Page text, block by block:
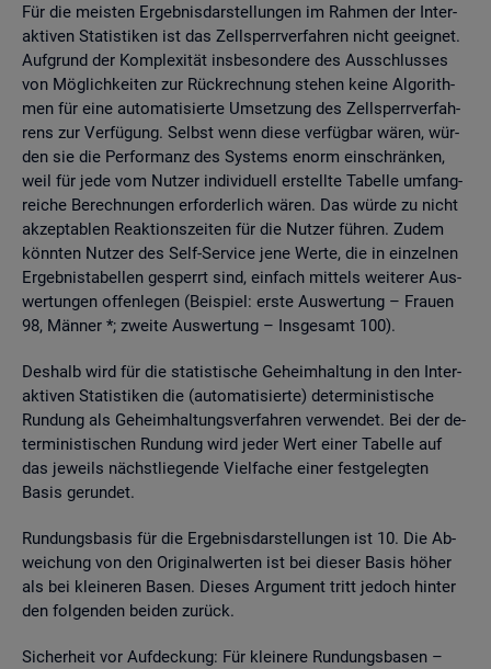
Für die meis­ten Er­geb­nis­dar­stel­lun­gen im Rah­men der In­ter­
ak­ti­ven Sta­tis­ti­ken ist das Zell­sperr­ver­fah­ren nicht ge­eig­net.
Auf­grund der Kom­ple­xi­tät ins­be­son­de­re des Aus­schlus­ses
von Mög­lich­kei­ten zur Rück­rech­nung ste­hen keine Al­go­rith­
men für eine au­to­ma­ti­sier­te Um­set­zung des Zell­sperr­ver­fah­
rens zur Ver­fü­gung. Selbst wenn diese ver­füg­bar wären, wür­
den sie die Per­for­manz des Sys­tems enorm ein­schrän­ken,
weil für jede vom Nut­zer in­di­vi­du­ell er­stell­te Ta­bel­le um­fang­
rei­che Be­rech­nun­gen er­for­der­lich wären. Das würde zu nicht
ak­zep­ta­blen Re­ak­ti­ons­zei­ten für die Nut­zer füh­ren. Zudem
könn­ten Nut­zer des Self-Ser­vice jene Werte, die in ein­zel­nen
Er­geb­nis­ta­bel­len ge­sperrt sind, ein­fach mit­tels wei­te­rer Aus­
wer­tun­gen of­fen­le­gen (Bei­spiel: erste Aus­wer­tung – Frau­en
98, Män­ner *; zwei­te Aus­wer­tung – Ins­ge­samt 100).
Des­halb wird für die sta­tis­ti­sche Ge­heim­hal­tung in den In­ter­
ak­ti­ven Sta­tis­ti­ken die (au­to­ma­ti­sier­te) de­ter­mi­nis­ti­sche
Run­dung als Ge­heim­hal­tungs­ver­fah­ren ver­wen­det. Bei der de­
ter­mi­nis­ti­schen Run­dung wird jeder Wert einer Ta­bel­le auf
das je­weils nächst­lie­gen­de Viel­fa­che einer fest­ge­leg­ten
Basis ge­run­det.
Run­dungs­ba­sis für die Er­geb­nis­dar­stel­lun­gen ist 10. Die Ab­
wei­chung von den Ori­gi­nal­wer­ten ist bei die­ser Basis höher
als bei klei­ne­ren Basen. Die­ses Ar­gu­ment tritt je­doch hin­ter
den fol­gen­den bei­den zu­rück.
Si­cher­heit vor Auf­de­ckung: Für klei­ne­re Run­dungs­ba­sen –